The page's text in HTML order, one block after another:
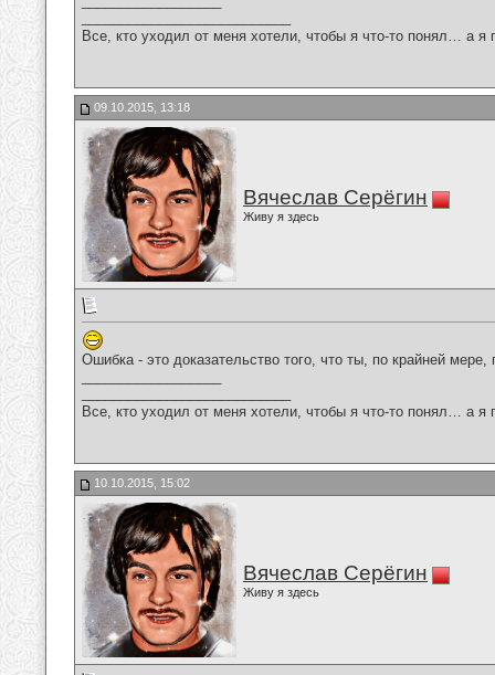
Все, кто уходил от меня хотели, чтобы я что-то понял… а
09.10.2015, 13:18
Вячеслав Серёгин
Живу я здесь
Ошибка - это доказательство того, что ты, по крайней мере,
Все, кто уходил от меня хотели, чтобы я что-то понял… а
10.10.2015, 15:02
Вячеслав Серёгин
Живу я здесь